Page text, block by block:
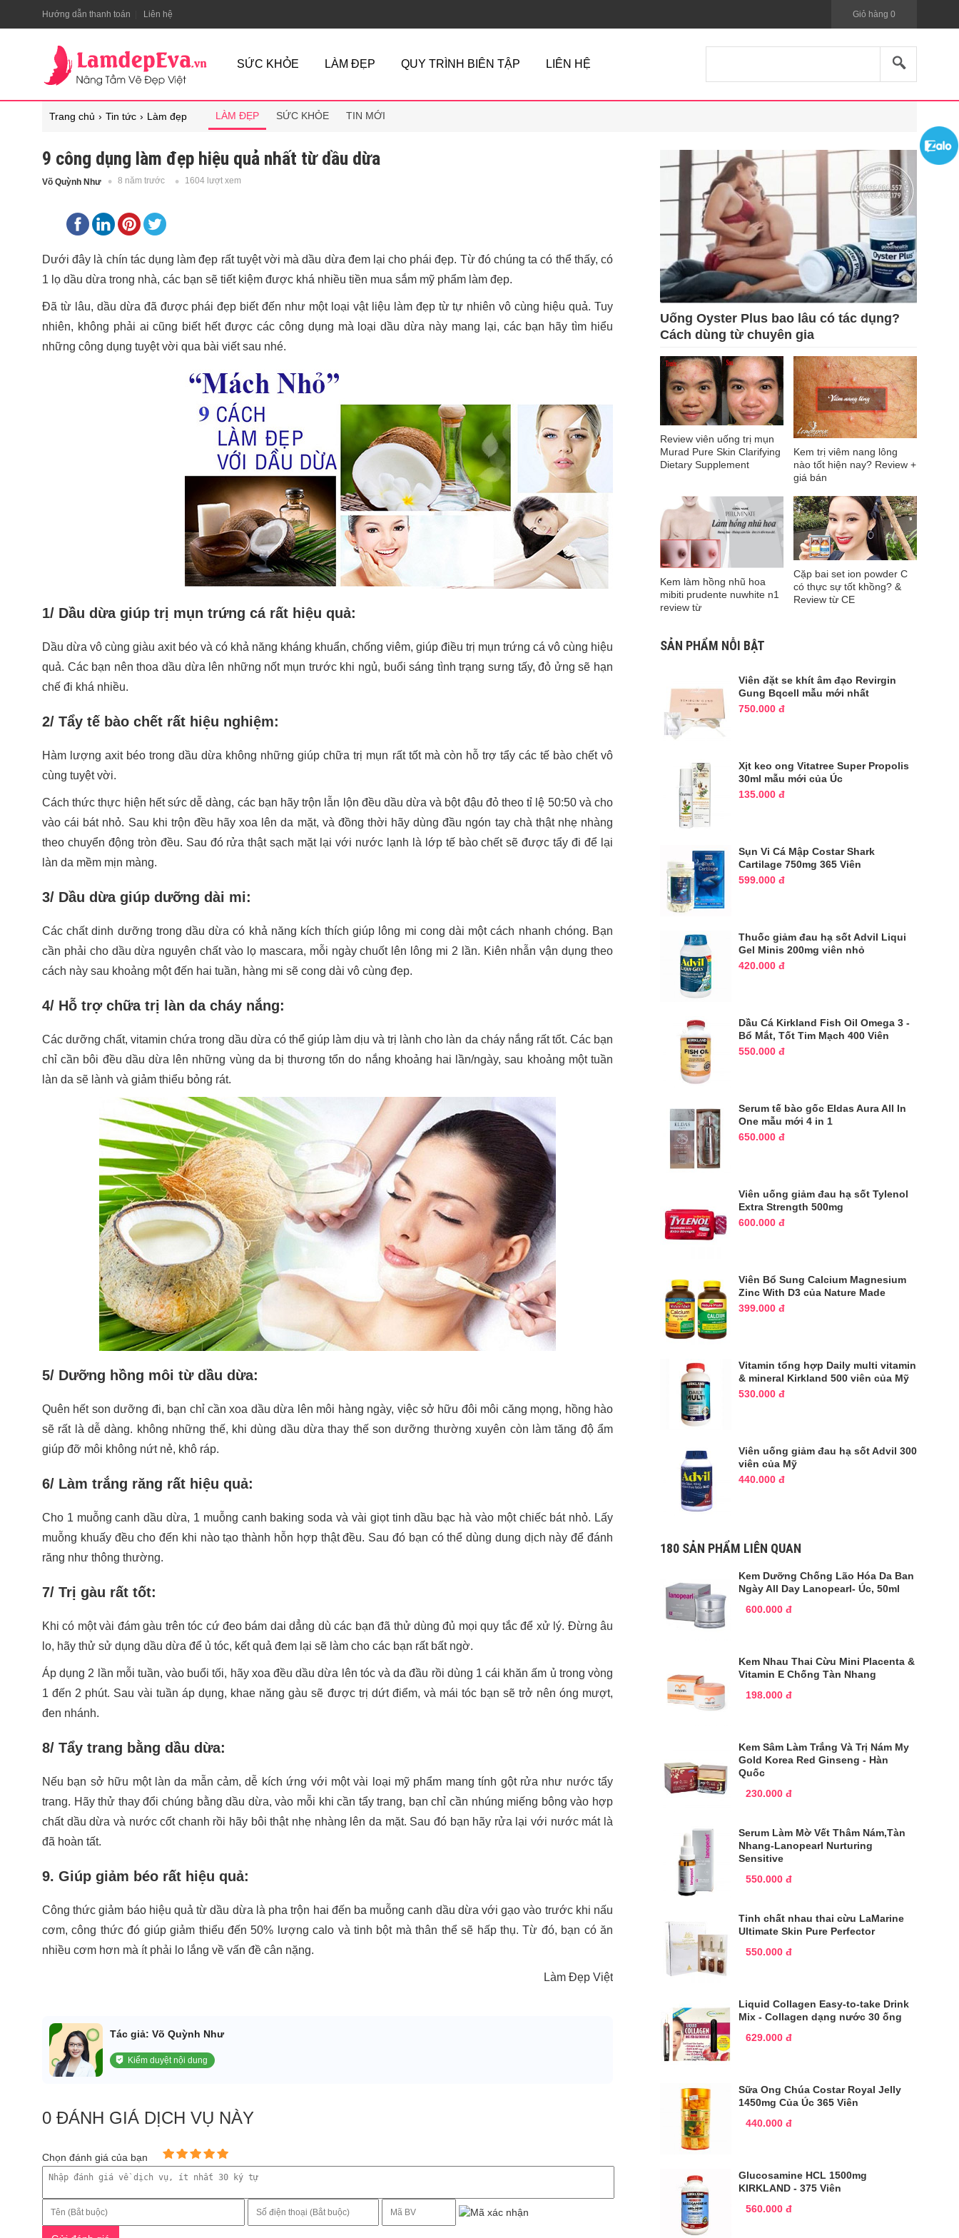
Hướng dẫn thanh toán Liên hệ Giỏ hàng 0
SỨC KHỎE LÀM ĐẸP QUY TRÌNH BIÊN TẬP LIÊN HỆ
Trang chủ Tin tức Làm đẹp LÀM ĐẸP SỨC KHỎE TIN MỚI
9 công dụng làm đẹp hiệu quả nhất từ dầu dừa
Võ Quỳnh Như 8 năm trước 1604 lượt xem
Dưới đây là chín tác dụng làm đẹp rất tuyệt vời mà dầu dừa đem lại cho phái đẹp. Từ đó chúng ta có thể thấy, có
1 lọ dầu dừa trong nhà, các bạn sẽ tiết kiệm được khá nhiều tiền mua sắm mỹ phẩm làm đẹp.
Đã từ lâu, dầu dừa đã được phái đẹp biết đến như một loại vật liệu làm đẹp từ tự nhiên vô cùng hiệu quả. Tuy
nhiên, không phải ai cũng biết hết được các công dụng mà loại dầu dừa này mang lại, các bạn hãy tìm hiểu
những công dụng tuyệt vời qua bài viết sau nhé.
1/ Dầu dừa giúp trị mụn trứng cá rất hiệu quả:
Dầu dừa vô cùng giàu axit béo và có khả năng kháng khuẩn, chống viêm, giúp điều trị mụn trứng cá vô cùng hiệu
quả. Các bạn nên thoa dầu dừa lên những nốt mụn trước khi ngủ, buổi sáng tình trạng sưng tấy, đỏ ửng sẽ hạn
chế đi khá nhiều.
2/ Tẩy tế bào chết rất hiệu nghiệm:
Hàm lượng axit béo trong dầu dừa không những giúp chữa trị mụn rất tốt mà còn hỗ trợ tẩy các tế bào chết vô
cùng tuyệt vời.
Cách thức thực hiện hết sức dễ dàng, các bạn hãy trộn lẫn lộn đều dầu dừa và bột đậu đỏ theo tỉ lệ 50:50 và cho
vào cái bát nhỏ. Sau khi trộn đều hãy xoa lên da mặt, và đồng thời hãy dùng đầu ngón tay chà thật nhẹ nhàng
theo chuyển động tròn đều. Sau đó rửa thật sạch mặt lại với nước lạnh là lớp tế bào chết sẽ được tẩy đi để lại
làn da mềm mịn màng.
3/ Dầu dừa giúp dưỡng dài mi:
Các chất dinh dưỡng trong dầu dừa có khả năng kích thích giúp lông mi cong dài một cách nhanh chóng. Bạn
cần phải cho dầu dừa nguyên chất vào lọ mascara, mỗi ngày chuốt lên lông mi 2 lần. Kiên nhẫn vận dụng theo
cách này sau khoảng một đến hai tuần, hàng mi sẽ cong dài vô cùng đẹp.
4/ Hỗ trợ chữa trị làn da cháy nắng:
Các dưỡng chất, vitamin chứa trong dầu dừa có thể giúp làm dịu và trị lành cho làn da cháy nắng rất tốt. Các bạn
chỉ cần bôi đều dầu dừa lên những vùng da bị thương tổn do nắng khoảng hai lần/ngày, sau khoảng một tuần
làn da sẽ lành và giảm thiểu bỏng rát.
5/ Dưỡng hồng môi từ dầu dừa:
Quên hết son dưỡng đi, bạn chỉ cần xoa dầu dừa lên môi hàng ngày, việc sở hữu đôi môi căng mọng, hồng hào
sẽ rất là dễ dàng. không những thế, khi dùng dầu dừa thay thế son dưỡng thường xuyên còn làm tăng độ ẩm
giúp đỡ môi không nứt nẻ, khô ráp.
6/ Làm trắng răng rất hiệu quả:
Cho 1 muỗng canh dầu dừa, 1 muỗng canh baking soda và vài giọt tinh dầu bạc hà vào một chiếc bát nhỏ. Lấy
muỗng khuấy đều cho đến khi nào tạo thành hỗn hợp thật đều. Sau đó bạn có thể dùng dung dịch này để đánh
răng như thông thường.
7/ Trị gàu rất tốt:
Khi có một vài đám gàu trên tóc cứ đeo bám dai dẳng dù các bạn đã thử dùng đủ mọi quy tắc để xử lý. Đừng âu
lo, hãy thử sử dụng dầu dừa để ủ tóc, kết quả đem lại sẽ làm cho các bạn rất bất ngờ.
Áp dụng 2 lần mỗi tuần, vào buổi tối, hãy xoa đều dầu dừa lên tóc và da đầu rồi dùng 1 cái khăn ấm ủ trong vòng
1 đến 2 phút. Sau vài tuần áp dụng, khae năng gàu sẽ được trị dứt điểm, và mái tóc bạn sẽ trở nên óng mượt,
đen nhánh.
8/ Tẩy trang bằng dầu dừa:
Nếu bạn sở hữu một làn da mẫn cảm, dễ kích ứng với một vài loại mỹ phẩm mang tính gột rửa như nước tẩy
trang. Hãy thử thay đổi chúng bằng dầu dừa, vào mỗi khi cần tẩy trang, bạn chỉ cần nhúng miếng bông vào hợp
chất dầu dừa và nước cốt chanh rồi hãy bôi thật nhẹ nhàng lên da mặt. Sau đó bạn hãy rửa lại với nước mát là
đã hoàn tất.
9. Giúp giảm béo rất hiệu quả:
Công thức giảm báo hiệu quả từ dầu dừa là pha trộn hai đến ba muỗng canh dầu dừa với gạo vào trước khi nấu
cơm, công thức đó giúp giảm thiểu đến 50% lượng calo và tinh bột mà thân thể sẽ hấp thụ. Từ đó, bạn có ăn
nhiều cơm hơn mà ít phải lo lắng về vấn đề cân nặng.
Làm Đẹp Việt
Tác giả: Võ Quỳnh Như
Kiểm duyệt nội dung
0 ĐÁNH GIÁ DỊCH VỤ NÀY
Chọn đánh giá của bạn
Uống Oyster Plus bao lâu có tác dụng?
Cách dùng từ chuyên gia
Review viên uống trị mụn
Murad Pure Skin Clarifying
Dietary Supplement
Kem trị viêm nang lông
nào tốt hiện nay? Review +
giá bán
Kem làm hồng nhũ hoa
mibiti prudente nuwhite n1
review từ
Cặp bai set ion powder C
có thực sự tốt khồng? &
Review từ CE
SẢN PHẨM NỖI BẬT
Viên đặt se khít âm đạo Revirgin
Gung Bqcell mẫu mới nhất
750.000 đ
Xịt keo ong Vitatree Super Propolis
30ml mẫu mới của Úc
135.000 đ
Sụn Vi Cá Mập Costar Shark
Cartilage 750mg 365 Viên
599.000 đ
Thuốc giảm đau hạ sốt Advil Liqui
Gel Minis 200mg viên nhỏ
420.000 đ
Dầu Cá Kirkland Fish Oil Omega 3 -
Bổ Mắt, Tốt Tim Mạch 400 Viên
550.000 đ
Serum tế bào gốc Eldas Aura All In
One mẫu mới 4 in 1
650.000 đ
Viên uống giảm đau hạ sốt Tylenol
Extra Strength 500mg
600.000 đ
Viên Bổ Sung Calcium Magnesium
Zinc With D3 của Nature Made
399.000 đ
Vitamin tổng hợp Daily multi vitamin
& mineral Kirkland 500 viên của Mỹ
530.000 đ
Viên uống giảm đau hạ sốt Advil 300
viên của Mỹ
440.000 đ
180 SẢN PHẨM LIÊN QUAN
Kem Dưỡng Chống Lão Hóa Da Ban
Ngày All Day Lanopearl- Úc, 50ml
600.000 đ
Kem Nhau Thai Cừu Mini Placenta &
Vitamin E Chống Tàn Nhang
198.000 đ
Kem Sâm Làm Trắng Và Trị Nám My
Gold Korea Red Ginseng - Hàn
Quốc
230.000 đ
Serum Làm Mờ Vết Thâm Nám,Tàn
Nhang-Lanopearl Nurturing
Sensitive
550.000 đ
Tinh chất nhau thai cừu LaMarine
Ultimate Skin Pure Perfector
550.000 đ
Liquid Collagen Easy-to-take Drink
Mix - Collagen dạng nước 30 ống
629.000 đ
Sữa Ong Chúa Costar Royal Jelly
1450mg Của Úc 365 Viên
440.000 đ
Glucosamine HCL 1500mg
KIRKLAND - 375 Viên
560.000 đ